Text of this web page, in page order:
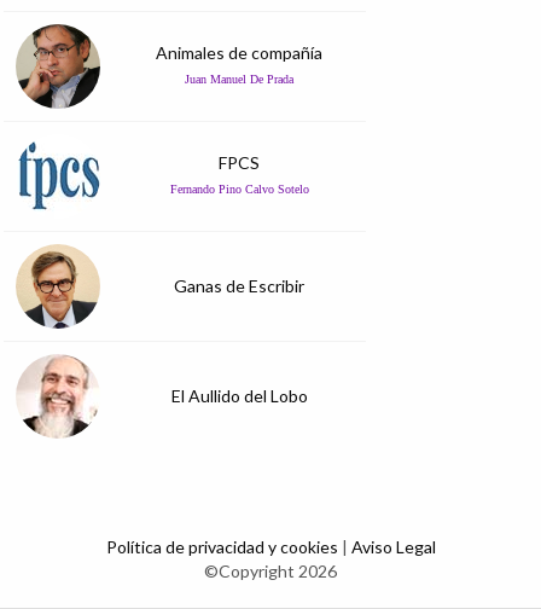
Animales de compañía
Juan Manuel De Prada
FPCS
Fernando Pino Calvo Sotelo
Ganas de Escribir
El Aullido del Lobo
Política de privacidad y cookies | Aviso Legal
©Copyright 2026